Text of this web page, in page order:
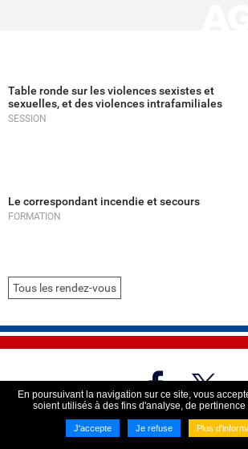
En poursuivant la navigation sur ce site, vous
soient utilisés à des fins d'analyse, de
J'accepte Je refuse Plus
Table ronde sur les violences sexistes et
sexuelles, et des violences intrafamiliales
SESSION
Le correspondant incendie et secours
FORMATION
Tous les rendez-vous
Imaginé parNEFTIS- CMS :